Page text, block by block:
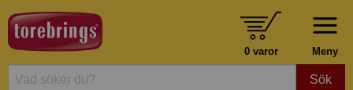
Meny
0 varor
Sök